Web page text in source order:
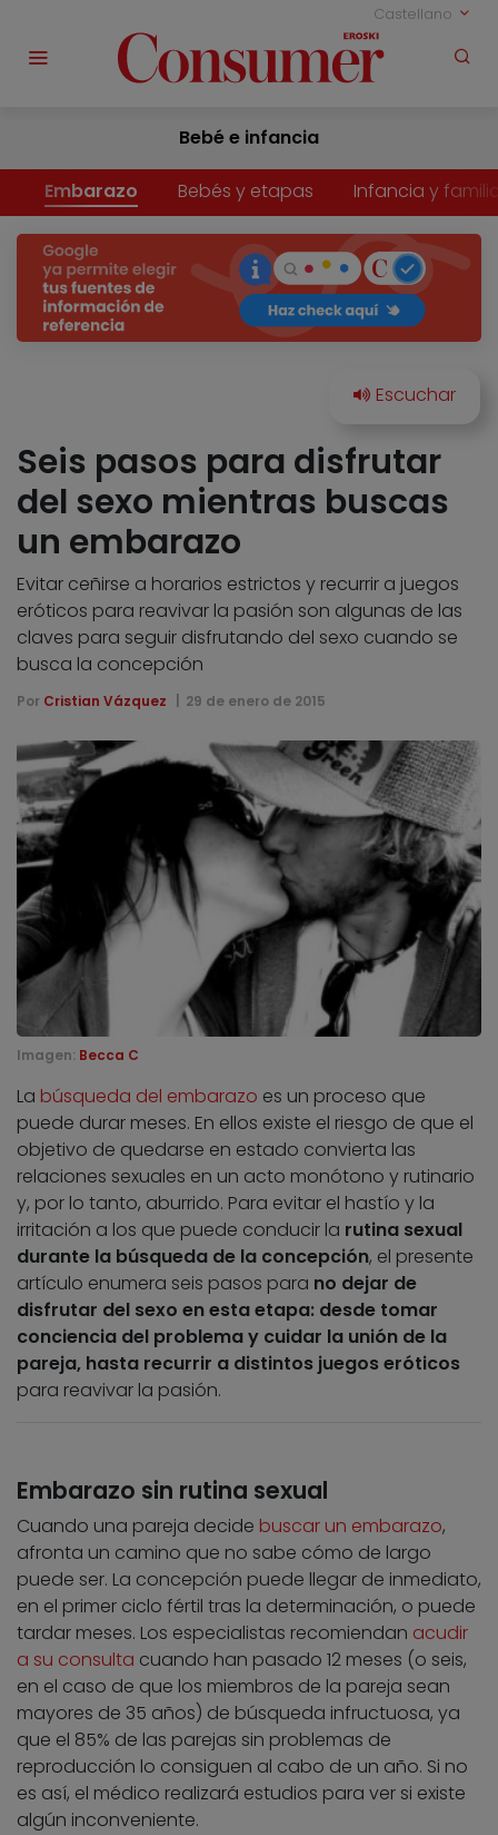
Castellano
Bebé e infancia
Embarazo Bebés y etapas Infancia y
Seis pasos para disfrutar
del sexo mientras buscas
un embarazo
Evitar ceñirse a horarios estrictos y recurrir a juegos
eróticos para reavivar la pasión son algunas de las
claves para seguir disfrutando del sexo cuando se
busca la concepción
Por Cristian Vázquez 29 de enero de 2015
Imagen: Becca C
La búsqueda del embarazo es un proceso que
puede durar meses. En ellos existe el riesgo de que el
objetivo de quedarse en estado convierta las
relaciones sexuales en un acto monótono y rutinario
y, por lo tanto, aburrido. Para evitar el hastío y la
irritación a los que puede conducir la rutina sexual
durante la búsqueda de la concepción, el presente
artículo enumera seis pasos para no dejar de
disfrutar del sexo en esta etapa: desde tomar
conciencia del problema y cuidar la unión de la
pareja, hasta recurrir a distintos juegos eróticos
para reavivar la pasión.
Embarazo sin rutina sexual
Cuando una pareja decide buscar un embarazo,
afronta un camino que no sabe cómo de largo
puede ser. La concepción puede llegar de inmediato,
en el primer ciclo fértil tras la determinación, o puede
tardar meses. Los especialistas recomiendan acudir
a su consulta cuando han pasado 12 meses (o seis,
en el caso de que los miembros de la pareja sean
mayores de 35 años) de búsqueda infructuosa, ya
que el 85% de las parejas sin problemas de
reproducción lo consiguen al cabo de un año. Si no
es así, el médico realizará estudios para ver si existe
algún inconveniente.